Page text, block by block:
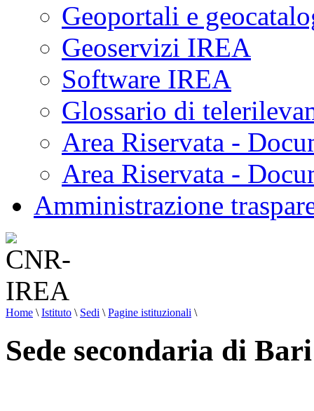
Geoportali e
Geoservizi IREA
Software IREA
Glossario di
Area Riservata -
Area Riservata -
Amministrazione
Home \ Istituto \ Sedi \ Pagine istituzionali \
Sede secondaria di Bari